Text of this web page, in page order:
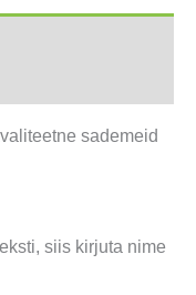
sademeid
siis kirjuta nime